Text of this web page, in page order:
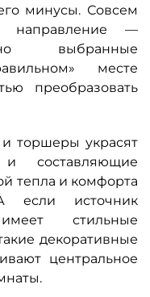
минусы. Совсем
направление —
выбранные
месте
преобразовать
торшеры украсят
составляющие
тепла и комфорта
источник
стильные
декоративные
центральное